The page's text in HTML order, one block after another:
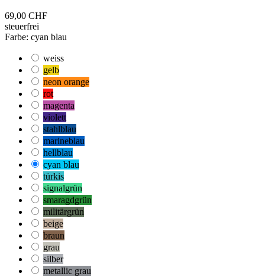
69,00 CHF
steuerfrei
Farbe: cyan blau
weiss
gelb
neon orange
rot
magenta
violett
stahlblau
marineblau
hellblau
cyan blau
türkis
signalgrün
smaragdgrün
militärgrün
beige
braun
grau
silber
metallic grau